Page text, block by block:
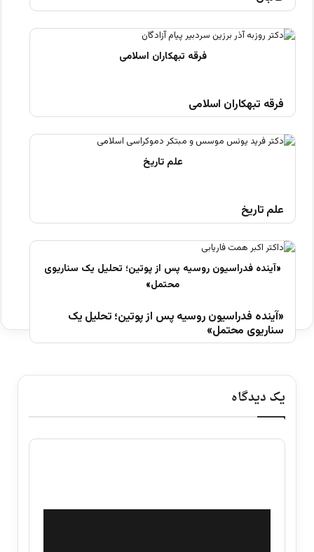
فرقه تبهکاران اسلامی
علم تاریخ
«آینده فدراسیون روسیه پس از پوتین؛ تحلیل یک
سناریوی محتمل»
یک دیدگاه